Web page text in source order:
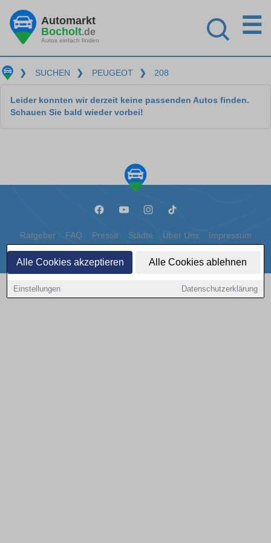
Alle Cookies akzeptieren Alle Cookies ablehnen
Einstellungen Datenschutzerklärung
Automarkt
Bocholt.de
Autos einfach finden
☰
❯ SUCHEN ❯ PEUGEOT ❯ 208
Leider konnten wir derzeit keine passenden Autos finden.
Schauen Sie bald wieder vorbei!
Ratgeber FAQ Presse Städte Über Uns Impressum
Datenschutz Cookies
Copyright © 2000 - 2026 | 1A Infosysteme GmbH | Content by: 1a-sites-autos